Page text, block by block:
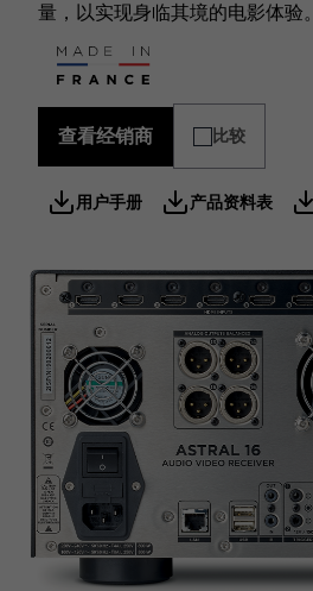
量，以实现身临其境的电影体验。
查看经销商 比较
用户手册 产品资料表